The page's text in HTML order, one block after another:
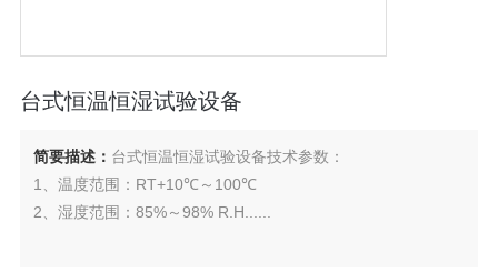
台式恒温恒湿试验设备
简要描述： 台式恒温恒湿试验设备技术参数：
1、温度范围：RT+10℃～100℃
2、湿度范围：85%～98% R.H......